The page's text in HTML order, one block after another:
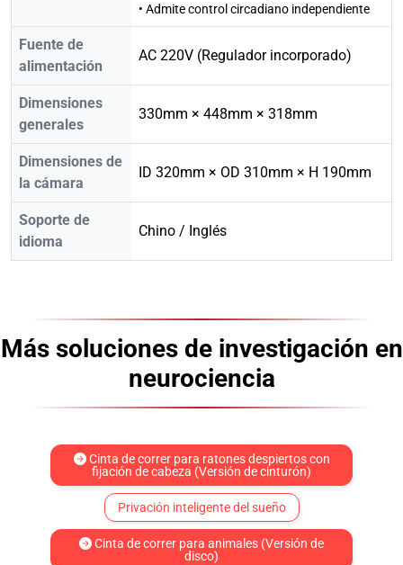
• Admite control circadiano independiente
Fuente de
alimentación
AC 220V (Regulador incorporado)
Dimensiones
generales
330mm × 448mm × 318mm
Dimensiones de
la cámara
ID 320mm × OD 310mm × H 190mm
Soporte de
idioma
Chino / Inglés
Más soluciones de investigación en
neurociencia
Cinta de correr para ratones despiertos con
fijación de cabeza (Versión de cinturón)
Privación inteligente del sueño
Cinta de correr para animales (Versión de
disco)